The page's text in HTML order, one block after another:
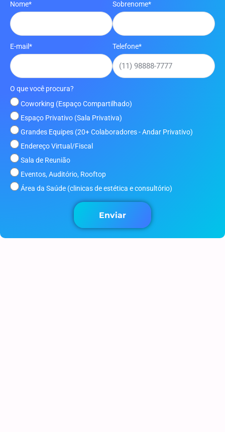
Nome* Sobrenome*
E-mail* Telefone*
O que você procura?
Coworking (Espaço Compartilhado)
Espaço Privativo (Sala Privativa)
Grandes Equipes (20+ Colaboradores - Andar Privativo)
Endereço Virtual/Fiscal
Sala de Reunião
Eventos, Auditório, Rooftop
Área da Saúde (clinicas de estética e consultório)
Enviar